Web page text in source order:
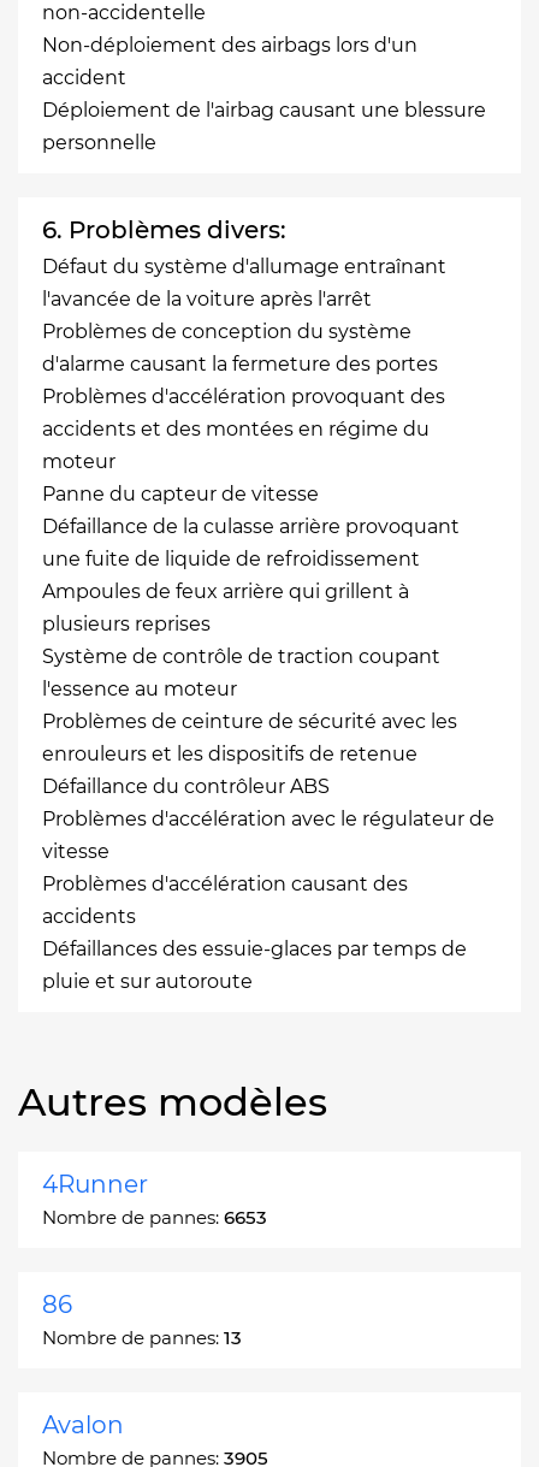
non-accidentelle
Non-déploiement des airbags lors d'un
accident
Déploiement de l'airbag causant une blessure
personnelle
6. Problèmes divers:
Défaut du système d'allumage entraînant
l'avancée de la voiture après l'arrêt
Problèmes de conception du système
d'alarme causant la fermeture des portes
Problèmes d'accélération provoquant des
accidents et des montées en régime du
moteur
Panne du capteur de vitesse
Défaillance de la culasse arrière provoquant
une fuite de liquide de refroidissement
Ampoules de feux arrière qui grillent à
plusieurs reprises
Système de contrôle de traction coupant
l'essence au moteur
Problèmes de ceinture de sécurité avec les
enrouleurs et les dispositifs de retenue
Défaillance du contrôleur ABS
Problèmes d'accélération avec le régulateur de
vitesse
Problèmes d'accélération causant des
accidents
Défaillances des essuie-glaces par temps de
pluie et sur autoroute
Autres modèles
4Runner
Nombre de pannes: 6653
86
Nombre de pannes: 13
Avalon
Nombre de pannes: 3905